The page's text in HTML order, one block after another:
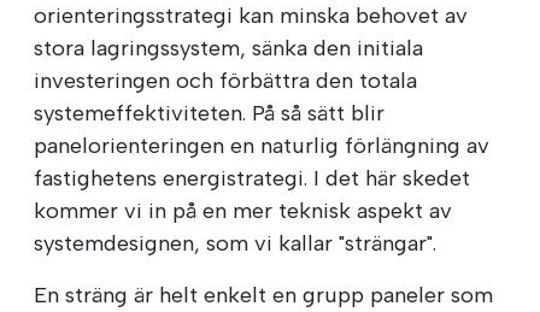
orienteringsstrategi kan minska behovet av
stora lagringssystem, sänka den initiala
investeringen och förbättra den totala
systemeffektiviteten. På så sätt blir
panelorienteringen en naturlig förlängning av
fastighetens energistrategi. I det här skedet
kommer vi in på en mer teknisk aspekt av
systemdesignen, som vi kallar "strängar".
En sträng är helt enkelt en grupp paneler som